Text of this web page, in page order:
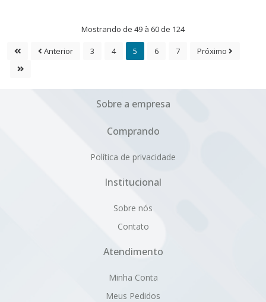
Mostrando de 49 à 60 de 124
Anterior 3 4 5 6 7 Próximo
Sobre a empresa
Comprando
Política de privacidade
Institucional
Sobre nós
Contato
Atendimento
Minha Conta
Meus Pedidos